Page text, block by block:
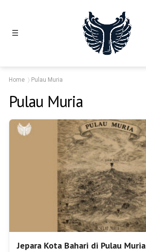
☰
Home Pulau Muria
Pulau Muria
Jepara Kota Bahari di Pulau Muria